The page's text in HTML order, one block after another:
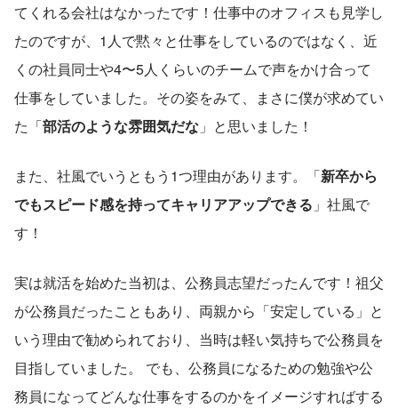
てくれる会社はなかったです！仕事中のオフィスも見学し
たのですが、1人で黙々と仕事をしているのではなく、近
くの社員同士や4〜5人くらいのチームで声をかけ合って
仕事をしていました。その姿をみて、まさに僕が求めてい
た「部活のような雰囲気だな 」と思いました！
また、社風でいうともう1つ理由があります。「新卒から
でもスピード感を持ってキャリアアップできる 」社風で
す！
実は就活を始めた当初は、公務員志望だったんです！祖父
が公務員だったこともあり、両親から「安定している」と
いう理由で勧められており、当時は軽い気持ちで公務員を
目指していました。 でも、公務員になるための勉強や公
務員になってどんな仕事をするのかをイメージすればする